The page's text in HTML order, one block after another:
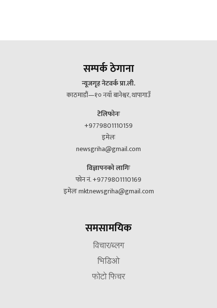
सम्पर्क ठेगाना
न्यूजगृह नेटवर्क प्रा.ली.
काठमाडौं—१० नयाँ बानेश्वर, थापागाउँ
टेलिफोनः
+9779801110159
इमेलः
newsgriha@gmail.com
विज्ञापनको लागिः
फोन नं. +9779801110169
इमेलः mktnewsgriha@gmail.com
समसामयिक
विचार/ब्लग
भिडिओ
फोटो फिचर